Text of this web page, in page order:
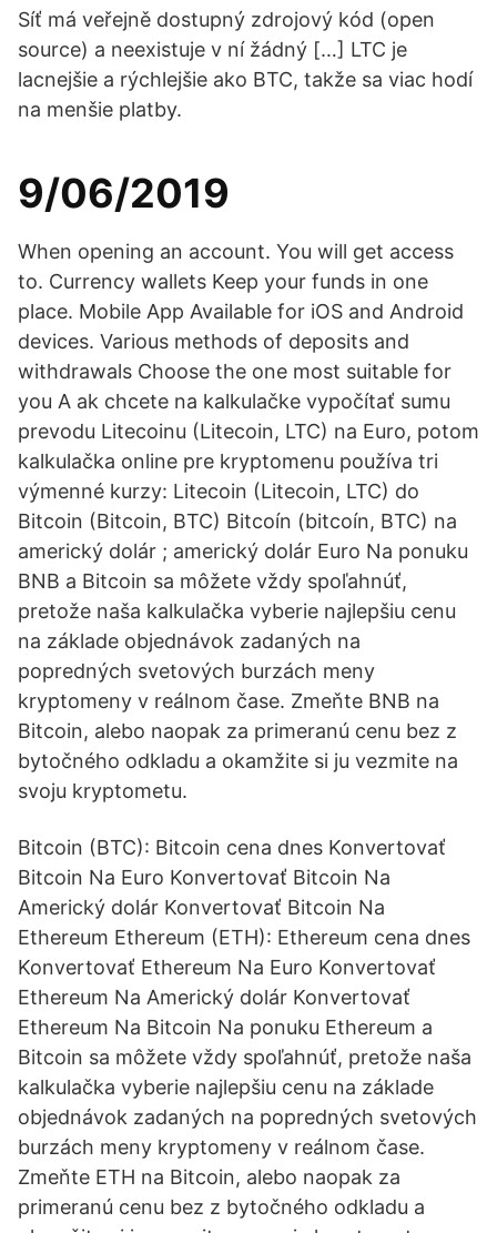
Síť má veřejně dostupný zdrojový kód (open
source) a neexistuje v ní žádný […] LTC je
lacnejšie a rýchlejšie ako BTC, takže sa viac hodí
na menšie platby.
9/06/2019
When opening an account. You will get access
to. Currency wallets Keep your funds in one
place. Mobile App Available for iOS and Android
devices. Various methods of deposits and
withdrawals Choose the one most suitable for
you A ak chcete na kalkulačke vypočítať sumu
prevodu Litecoinu (Litecoin, LTC) na Euro, potom
kalkulačka online pre kryptomenu používa tri
výmenné kurzy: Litecoin (Litecoin, LTC) do
Bitcoin (Bitcoin, BTC) Bitcoín (bitcoín, BTC) na
americký dolár ; americký dolár Euro Na ponuku
BNB a Bitcoin sa môžete vždy spoľahnúť,
pretože naša kalkulačka vyberie najlepšiu cenu
na základe objednávok zadaných na
popredných svetových burzách meny
kryptomeny v reálnom čase. Zmeňte BNB na
Bitcoin, alebo naopak za primeranú cenu bez z
bytočného odkladu a okamžite si ju vezmite na
svoju kryptometu.
Bitcoin (BTC): Bitcoin cena dnes Konvertovať
Bitcoin Na Euro Konvertovať Bitcoin Na
Americký dolár Konvertovať Bitcoin Na
Ethereum Ethereum (ETH): Ethereum cena dnes
Konvertovať Ethereum Na Euro Konvertovať
Ethereum Na Americký dolár Konvertovať
Ethereum Na Bitcoin Na ponuku Ethereum a
Bitcoin sa môžete vždy spoľahnúť, pretože naša
kalkulačka vyberie najlepšiu cenu na základe
objednávok zadaných na popredných svetových
burzách meny kryptomeny v reálnom čase.
Zmeňte ETH na Bitcoin, alebo naopak za
primeranú cenu bez z bytočného odkladu a